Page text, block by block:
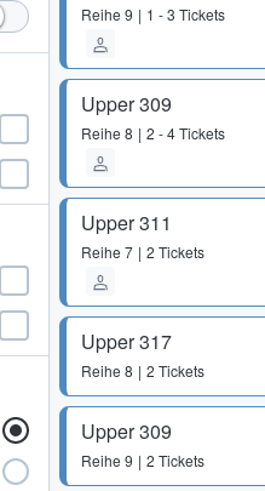
Reihe 9 1 - 3 Tickets
Upper 309
Reihe 8 2 - 4 Tickets
Upper 311
Reihe 7 2 Tickets
Upper 317
Reihe 8 2 Tickets
Upper 309
Reihe 9 2 Tickets